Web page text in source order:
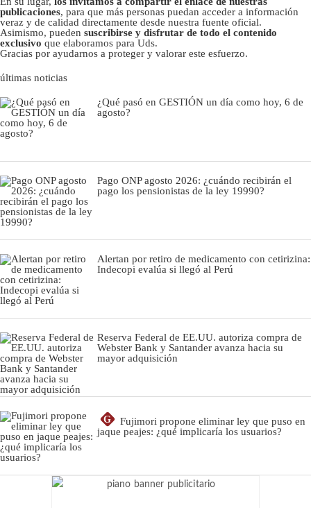
publicaciones, para que más personas puedan acceder a información
veraz y de calidad directamente desde nuestra fuente oficial.
Asimismo, pueden suscribirse y disfrutar de todo el contenido
exclusivo que elaboramos para Uds.
Gracias por ayudarnos a proteger y valorar este esfuerzo.
últimas noticias
¿Qué pasó en GESTIÓN un día como hoy, 6 de
agosto?
Pago ONP agosto 2026: ¿cuándo recibirán el
pago los pensionistas de la ley 19990?
Alertan por retiro de medicamento con cetirizina:
Indecopi evalúa si llegó al Perú
Reserva Federal de EE.UU. autoriza compra de
Webster Bank y Santander avanza hacia su
mayor adquisición
G
Fujimori propone eliminar ley que puso en
jaque peajes: ¿qué implicaría los usuarios?